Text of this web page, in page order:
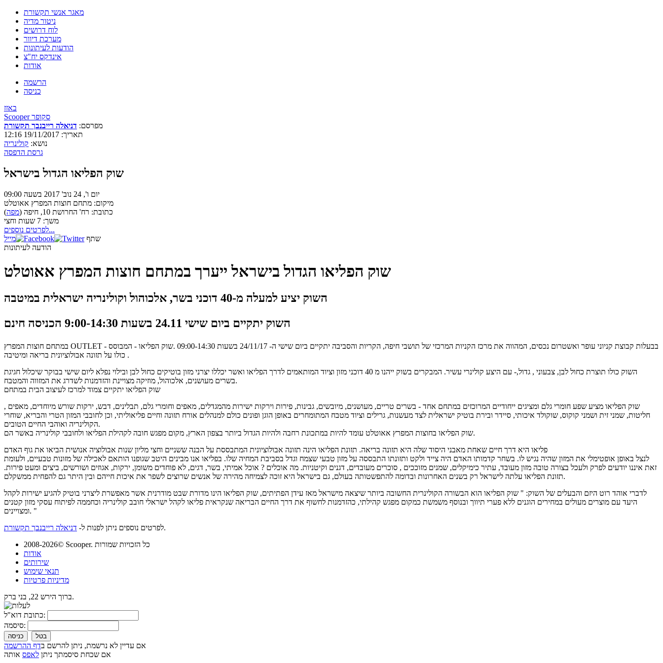
מאגר אנשי תקשורת
ניטור מדיה
לוח דרושים
מערכת דיוור
הודעות לעיתונות
אינדקס יח"צ
אודות
הרשמה
כניסה
באזז
Scooper סקופר
מפרסם: דניאלה רייבנבך תקשורת
תאריך: 19/11/2017 12:16
נושא: קולינריה
גרסת הדפסה
שוק הפליאו הגדול בישראל
יום ו', 24 נוב' 2017 בשעה 09:00
מיקום: מתחם חוצות המפרץ אאוטלט
כתובת: רח' החרושת 10, חיפה (
מפה)
משך: 7 שעות וחצי
לפרטים נוספים...
שתף
מייל
הודעה לעיתונות
שוק הפליאו הגדול בישראל ייערך במתחם חוצות המפרץ אאוטלט
השוק יציע למעלה מ-40 דוכני בשר, אלכוהול וקולינריה ישראלית במיטבה
השוק יתקיים ביום שישי 24.11 בשעות 9:00-14:30 הכניסה חינם
במתחם חוצות המפרץ OUTLET - בבעלות קבוצת קניוני עופר ואשטרום נכסים, המהווה את מרכז הקניות המרכזי של תושבי חיפה, הקריות והסביבה יתקיים ביום שישי ה- 24/11/17 בשעות 09:00-14:30 .שוק הפליאו - המבוסס
כולו על תזונה אבולוציונית בריאה ומיטיבה .
השוק כולו תוצרת כחול לבן, צבעוני , גדול,- עם היצע קולינרי עשיר. המבקרים בשוק ייהנו מ 40 דוכני מזון וציוד המותאמים לדרך הפליאו ואשר יכללו יצרני מזון בוטיקים כחול לבן ובילוי נפלא ליום שישי בבוקר שיכלול חגיגת
בשרים מעושנים, אלכוהול, מוזיקה מצויינת והזדמנות לשדרג את המזווה והמטבח.
שוק הפליאו יתקיים צמוד למרכז לעיצוב הבית במתחם
שוק הפליאו מציע שפע חומרי גלם ומציגים ייחודיים המרוכזים במתחם אחד - בשרים טריים, מעושנים, מיובשים, גבינות, פירות וירקות ישירות מהמגדלים, מאפים וחומרי גלם, תבלינים, דבש, ירקות שורש מיוחדים, מאפים ,
חליטות, שמני זית ושמני קוקוס, שוקולד איכותי, סיידר ובירת בוטיק ישראלית לצד מעשנות, גרילים וציוד מטבח המתומחרים באופן הוגן ופונים כולם למנהלים אורח תזונה וחיים פליאוליתי, וכן לחובבי המזון הטרי והבריא, שוחרי
הקולינריה ואוהבי החיים הטובים.
שוק הפליאו בחוצות המפרץ אאוטלט עומד להיות במתכונת רחבה ולהיות הגדול ביותר בצפון הארץ, מקום מפגש חובה לקהילת הפליאו ולחובבי קולינריה באשר הם.
פליאו היא דרך חיים שאחת מאבני היסוד שלה היא תזונה בריאה. תזונת הפליאו הינה תזונה אבולוציונית המתבססת על הבנה ששניים וחצי מליון שנות אבולוציה אנושית הביאו את גוף האדם
לנצל באופן אופטימלי את המזון שהיה נגיש לו. בשחר קדמותו האדם היה צייד ולקט ותזונתו התבססה על מזון טבעי שצמח וגדל בסביבת המחיה שלו. בפליאו אנו מבינים היטב שגופנו הותאם לאכילה של מזונות טבעיים, ולעומת
זאת איננו יודעים לפרק ולעכל בצורה טובה מזון מעובד, עתיר כימיקלים, שמנים מזוככים , סוכרים מעובדים, דגנים וקיטניות. מה אוכלים ? אוכל אמיתי, בשר, דגים, לא פוחדים משומן, ירקות, אגוזים ושורשים, ביצים ומעט פירות.
תזונת הפליאו עלתה לישראל רק בשנים האחרונות ובדומה להתפשטותה בעולם, גם בישראל היא זוכה לצמיחה מהירה של אנשים שרוצים לשפר את איכות חייהם ובין היתר גם להפחית ממשקלם.
לדברי אוהד רוט היזם והבעלים של השוק: " שוק הפליאו הוא הבשורה הקולינרית החשובה ביותר שיצאה מישראל מאז עידן הפתיתים, שוק הפליאו הינו מדורת שבט מודרנית אשר מאפשרת ליצרני בוטיק להגיע ישירות לקהל
היעד עם מוצרים מעולים במחירים הוגנים ללא פערי תיווך ובנוסף משמשת כמקום מפגש קהילתי, כהזדמנות לחשוף את דרך החיים הבריאה שנקראית פליאו לקהל ישראלי חובב קולינריה וכחממה לפיתוח עסקי מזון קטנים
ומצויינים. "
לפרטים נוספים ניתן לפנות ל- דניאלה רייבנבך תקשורת
.
2008-2026© Scooper. כל הזכויות שמורות
אודות
שירותים
תנאי שימוש
מדיניות פרטיות
ברוך הירש 22, בני ברק.
כתובת דוא"ל:
סיסמה:
כניסה בטל
אם עדיין לא נרשמת, ניתן להרשם בדף ההרשמה
אם שכחת סיסמתך ניתן לאפס אותה